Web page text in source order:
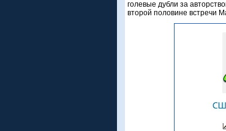
голевые дубли за
второй половине встречи